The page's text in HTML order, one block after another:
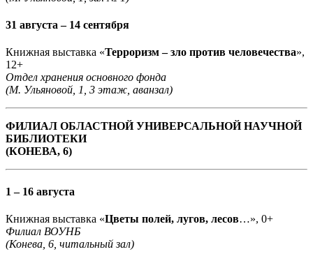
31 августа – 14 сентября
Книжная выставка «Терроризм – зло против человечества»,
12+
Отдел хранения основного фонда
(М. Ульяновой, 1, 3 этаж, аванзал)
ФИЛИАЛ ОБЛАСТНОЙ УНИВЕРСАЛЬНОЙ НАУЧНОЙ
БИБЛИОТЕКИ
(КОНЕВА, 6)
1 – 16 августа
Книжная выставка «Цветы полей, лугов, лесов…», 0+
Филиал ВОУНБ
(Конева, 6, читальный зал)